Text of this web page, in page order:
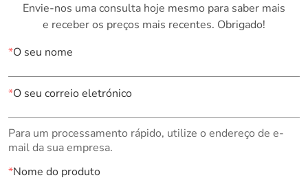
Envie-nos uma consulta hoje mesmo para saber mais
e receber os preços mais recentes. Obrigado!
*O seu nome
*O seu correio eletrónico
Para um processamento rápido, utilize o endereço de e-
mail da sua empresa.
*Nome do produto